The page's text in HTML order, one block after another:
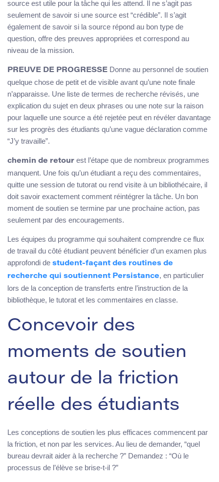
source est utile pour la tâche qui les attend. Il ne s’agit pas
seulement de savoir si une source est “crédible”. Il s’agit
également de savoir si la source répond au bon type de
question, offre des preuves appropriées et correspond au
niveau de la mission.
PREUVE DE PROGRESSE Donne au personnel de soutien
quelque chose de petit et de visible avant qu’une note finale
n’apparaisse. Une liste de termes de recherche révisés, une
explication du sujet en deux phrases ou une note sur la raison
pour laquelle une source a été rejetée peut en révéler davantage
sur les progrès des étudiants qu’une vague déclaration comme
“J’y travaille”.
chemin de retour est l’étape que de nombreux programmes
manquent. Une fois qu’un étudiant a reçu des commentaires,
quitte une session de tutorat ou rend visite à un bibliothécaire, il
doit savoir exactement comment réintégrer la tâche. Un bon
moment de soutien se termine par une prochaine action, pas
seulement par des encouragements.
Les équipes du programme qui souhaitent comprendre ce flux
de travail du côté étudiant peuvent bénéficier d’un examen plus
approfondi de student-façant des routines de
recherche qui soutiennent Persistance, en particulier
lors de la conception de transferts entre l’instruction de la
bibliothèque, le tutorat et les commentaires en classe.
Concevoir des
moments de soutien
autour de la friction
réelle des étudiants
Les conceptions de soutien les plus efficaces commencent par
la friction, et non par les services. Au lieu de demander, “quel
bureau devrait aider à la recherche ?” Demandez : “Où le
processus de l’élève se brise-t-il ?”